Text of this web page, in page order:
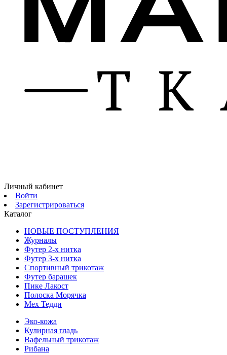
Личный кабинет
Войти
Зарегистрироваться
Каталог
НОВЫЕ ПОСТУПЛЕНИЯ
Журналы
Футер 2-х нитка
Футер 3-х нитка
Спортивный трикотаж
Футер барашек
Пике Лакост
Полоска Морячка
Мех Тедди
Эко-кожа
Кулирная гладь
Вафельный трикотаж
Рибана